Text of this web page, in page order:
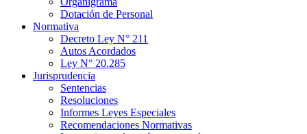
Dotación de Personal
Normativa
Decreto Ley N° 211
Autos Acordados
Ley N° 20.285
Jurisprudencia
Sentencias
Resoluciones
Informes Leyes Especiales
Recomendaciones Normativas